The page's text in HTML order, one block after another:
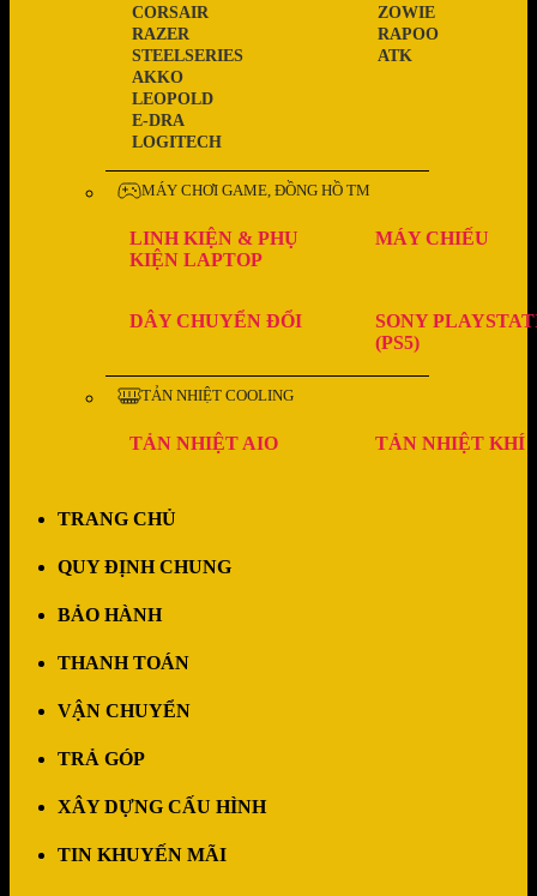
LOGITECH
E-DRA
LEOPOLD
AKKO
STEELSERIES
RAZER
CORSAIR
ATK
RAPOO
ZOWIE
MÁY CHƠI GAME, ĐỒNG HỒ TM
LINH KIỆN & PHỤ
KIỆN LAPTOP
MÁY CHIẾU
DÂY CHUYỂN ĐỔI
SONY
(PS5)
TẢN NHIỆT COOLING
TẢN NHIỆT AIO TẢN NHIỆT KHÍ
TRANG CHỦ
QUY ĐỊNH CHUNG
BẢO HÀNH
THANH TOÁN
VẬN CHUYỂN
TRẢ GÓP
XÂY DỰNG CẤU HÌNH
TIN KHUYẾN MÃI